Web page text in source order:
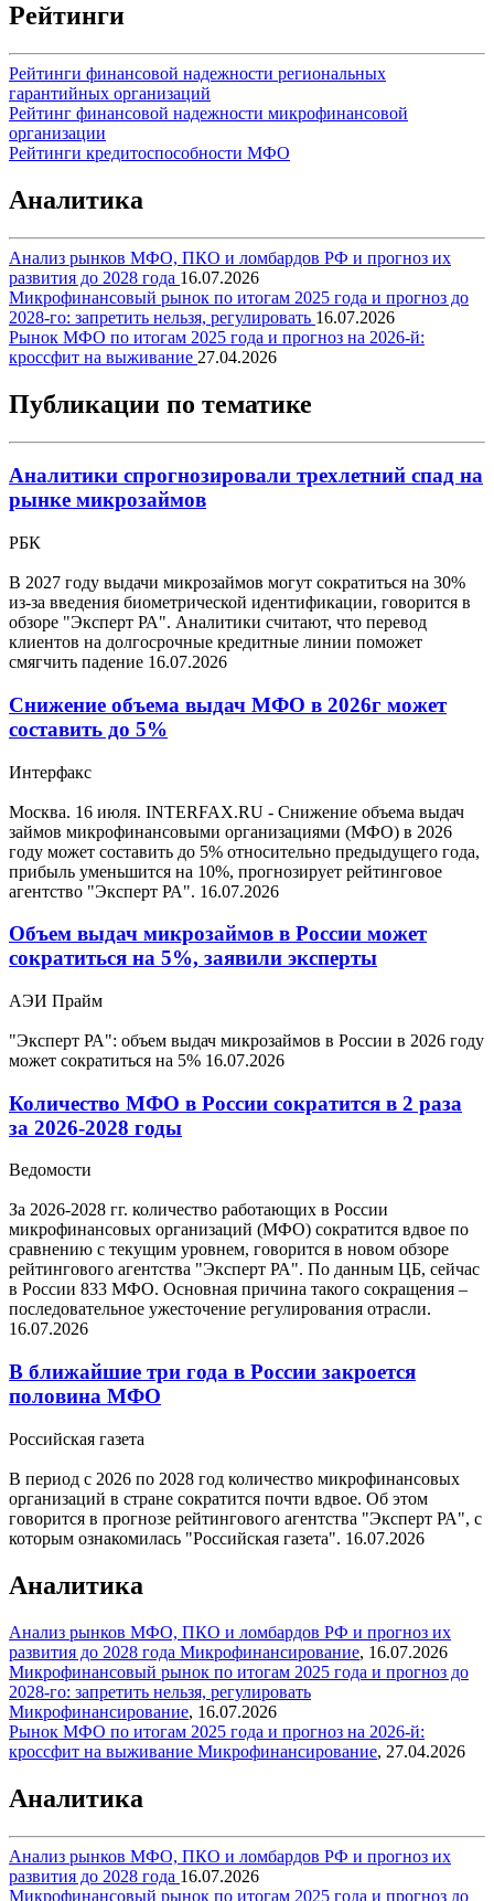
Рейтинги
Рейтинги финансовой надежности региональных
гарантийных организаций
Рейтинг финансовой надежности микрофинансовой
организации
Рейтинги кредитоспособности МФО
Аналитика
Анализ рынков МФО, ПКО и ломбардов РФ и прогноз их
развития до 2028 года 16.07.2026
Микрофинансовый рынок по итогам 2025 года и прогноз до
2028-го: запретить нельзя, регулировать 16.07.2026
Рынок МФО по итогам 2025 года и прогноз на 2026-й:
кроссфит на выживание 27.04.2026
Публикации по тематике
Аналитики спрогнозировали трехлетний спад на
рынке микрозаймов
РБК
В 2027 году выдачи микрозаймов могут сократиться на 30%
из-за введения биометрической идентификации, говорится в
обзоре "Эксперт РА". Аналитики считают, что перевод
клиентов на долгосрочные кредитные линии поможет
смягчить падение 16.07.2026
Снижение объема выдач МФО в 2026г может
составить до 5%
Интерфакс
Москва. 16 июля. INTERFAX.RU - Снижение объема выдач
займов микрофинансовыми организациями (МФО) в 2026
году может составить до 5% относительно предыдущего года,
прибыль уменьшится на 10%, прогнозирует рейтинговое
агентство "Эксперт РА". 16.07.2026
Объем выдач микрозаймов в России может
сократиться на 5%, заявили эксперты
АЭИ Прайм
"Эксперт РА": объем выдач микрозаймов в России в 2026 году
может сократиться на 5% 16.07.2026
Количество МФО в России сократится в 2 раза
за 2026-2028 годы
Ведомости
За 2026-2028 гг. количество работающих в России
микрофинансовых организаций (МФО) сократится вдвое по
сравнению с текущим уровнем, говорится в новом обзоре
рейтингового агентства "Эксперт РА". По данным ЦБ, сейчас
в России 833 МФО. Основная причина такого сокращения –
последовательное ужесточение регулирования отрасли.
16.07.2026
В ближайшие три года в России закроется
половина МФО
Российская газета
В период с 2026 по 2028 год количество микрофинансовых
организаций в стране сократится почти вдвое. Об этом
говорится в прогнозе рейтингового агентства "Эксперт РА", с
которым ознакомилась "Российская газета". 16.07.2026
Аналитика
Анализ рынков МФО, ПКО и ломбардов РФ и прогноз их
развития до 2028 года Микрофинансирование, 16.07.2026
Микрофинансовый рынок по итогам 2025 года и прогноз до
2028-го: запретить нельзя, регулировать
Микрофинансирование, 16.07.2026
Рынок МФО по итогам 2025 года и прогноз на 2026-й:
кроссфит на выживание Микрофинансирование, 27.04.2026
Аналитика
Анализ рынков МФО, ПКО и ломбардов РФ и прогноз их
развития до 2028 года 16.07.2026
Микрофинансовый рынок по итогам 2025 года и прогноз до